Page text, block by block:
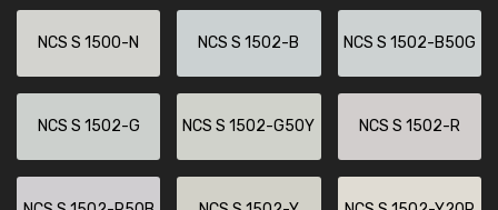
NCS S 1500-N NCS S 1502-B NCS S 1502-B50G
NCS S 1502-G NCS S 1502-G50Y NCS S 1502-R